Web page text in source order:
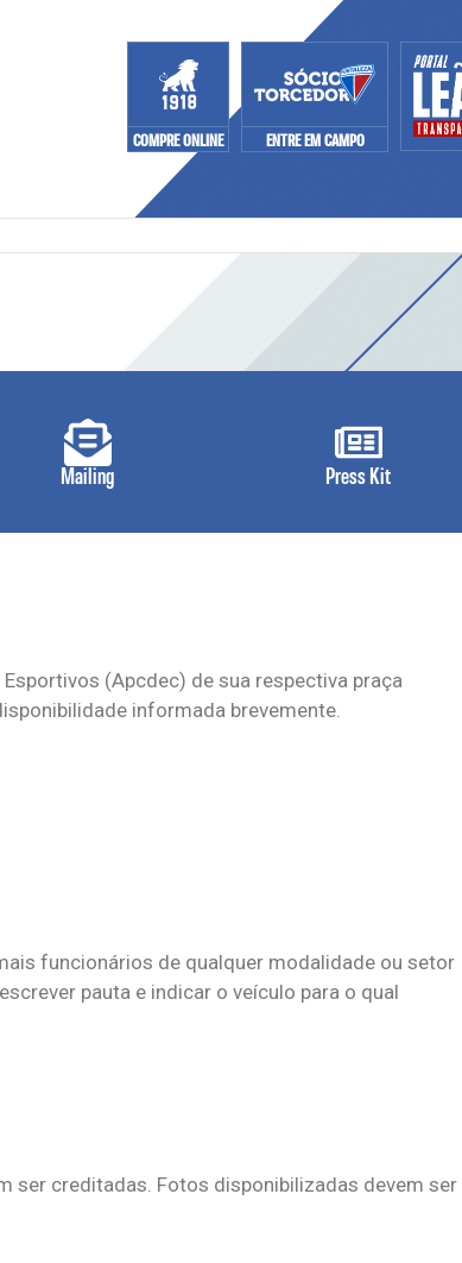
COMPRE ONLINE ENTRE EM CAMPO
Mailing Press Kit
(Apcdec) de sua respectiva praça
informada brevemente.
funcionários de qualquer modalidade ou setor
pauta e indicar o veículo para o qual
ser creditadas. Fotos disponibilizadas devem ser